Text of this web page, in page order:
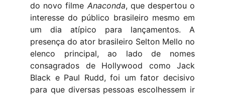
do novo filme Anaconda, que despertou o
interesse do público brasileiro mesmo em
um dia atípico para lançamentos. A
presença do ator brasileiro Selton Mello no
elenco principal, ao lado de nomes
consagrados de Hollywood como Jack
Black e Paul Rudd, foi um fator decisivo
para que diversas pessoas escolhessem ir